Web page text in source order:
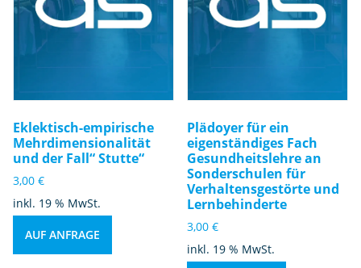
Eklektisch-empirische
Mehrdimensionalität
und der Fall“ Stutte“
3,00 €
inkl. 19 % MwSt.
AUF ANFRAGE
Plädoyer für ein
eigenständiges Fach
Gesundheitslehre an
Sonderschulen für
Verhaltensgestörte und
Lernbehinderte
3,00€
inkl. 19 % MwSt.